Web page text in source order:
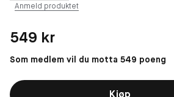
Anmeld produktet
Pris: 549 kr
549 kr
Som medlem vil du motta 549 poeng
Kjøp